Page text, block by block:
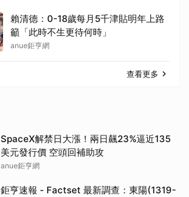
賴清德：0-18歲每月5千津貼明年上路
籲「此時不生更待何時」
anue鉅亨網
查看更多
SpaceX解禁日大漲！兩日飆23%逼近135
美元發行價 空頭回補助攻
anue鉅亨網
鉅亨速報 - Factset 最新調查：東陽(1319-